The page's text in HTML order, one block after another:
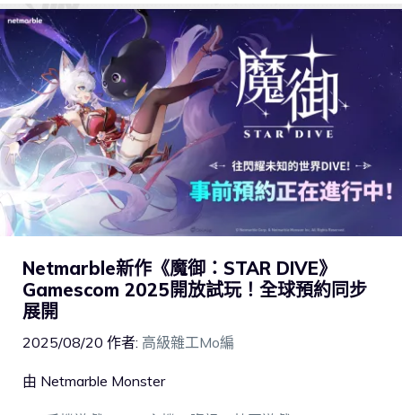
Netmarble新作《魔御：STAR DIVE》
Gamescom 2025開放試玩！全球預約同步
展開
2025/08/20 作者: 高級雜工Mo編
由 Netmarble Monster